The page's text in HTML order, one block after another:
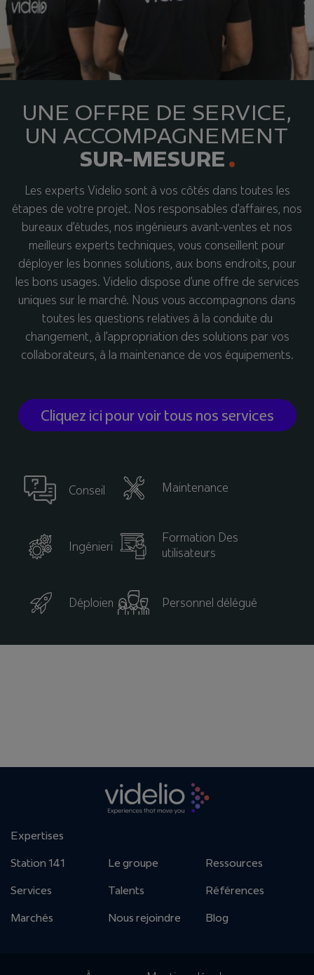
UNE OFFRE DE SERVICE,
UN ACCOMPAGNEMENT
SUR-MESURE
Les experts Videlio sont à vos côtés dans toutes les
étapes de votre projet. Nos responsables d’affaires, nos
bureaux d’études, nos ingénieurs avant-ventes et nos
meilleurs experts techniques, vous conseillent pour
déployer les bonnes solutions, aux bons endroits, pour
les bons usages. Videlio dispose d’une offre de services
uniques sur le marché. Nous vous accompagnons dans
toutes les questions relatives à la conduite du
changement, à l’appropriation des solutions par vos
collaborateurs, à la maintenance de vos équipements.
Cliquez ici pour voir tous nos services
Conseil
Ingénierie
Déploiement
Maintenance
Formation Des
utilisateurs
Personnel délégué
Expertises
Station 141
Services
Marchés
Le groupe
Talents
Nous rejoindre
Ressources
Références
Blog